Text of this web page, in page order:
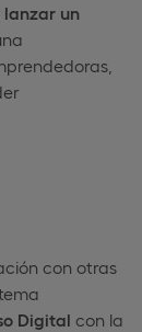
lanzar un
con otras
Digital con la